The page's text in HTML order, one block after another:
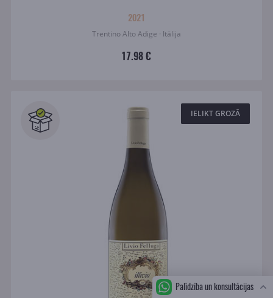
Palīdzība un konsultācijas
2021
Trentino Alto Adige · Itālija
17.98 €
IELIKT GROZĀ